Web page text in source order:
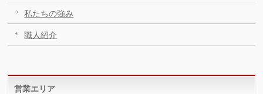
私たちの強み
職人紹介
営業エリア